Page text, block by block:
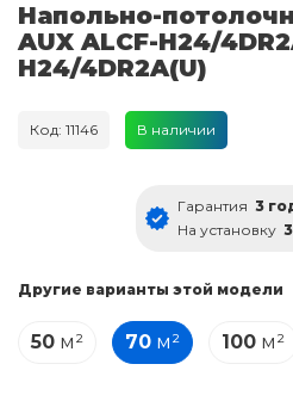
Напольно-
AUX ALCF-H24/
H24/4DR2A(U)
Код: 11146 В наличии
Гарантия 3
На установку
Другие варианты этой модели
50 м² 70 м² 100 м²